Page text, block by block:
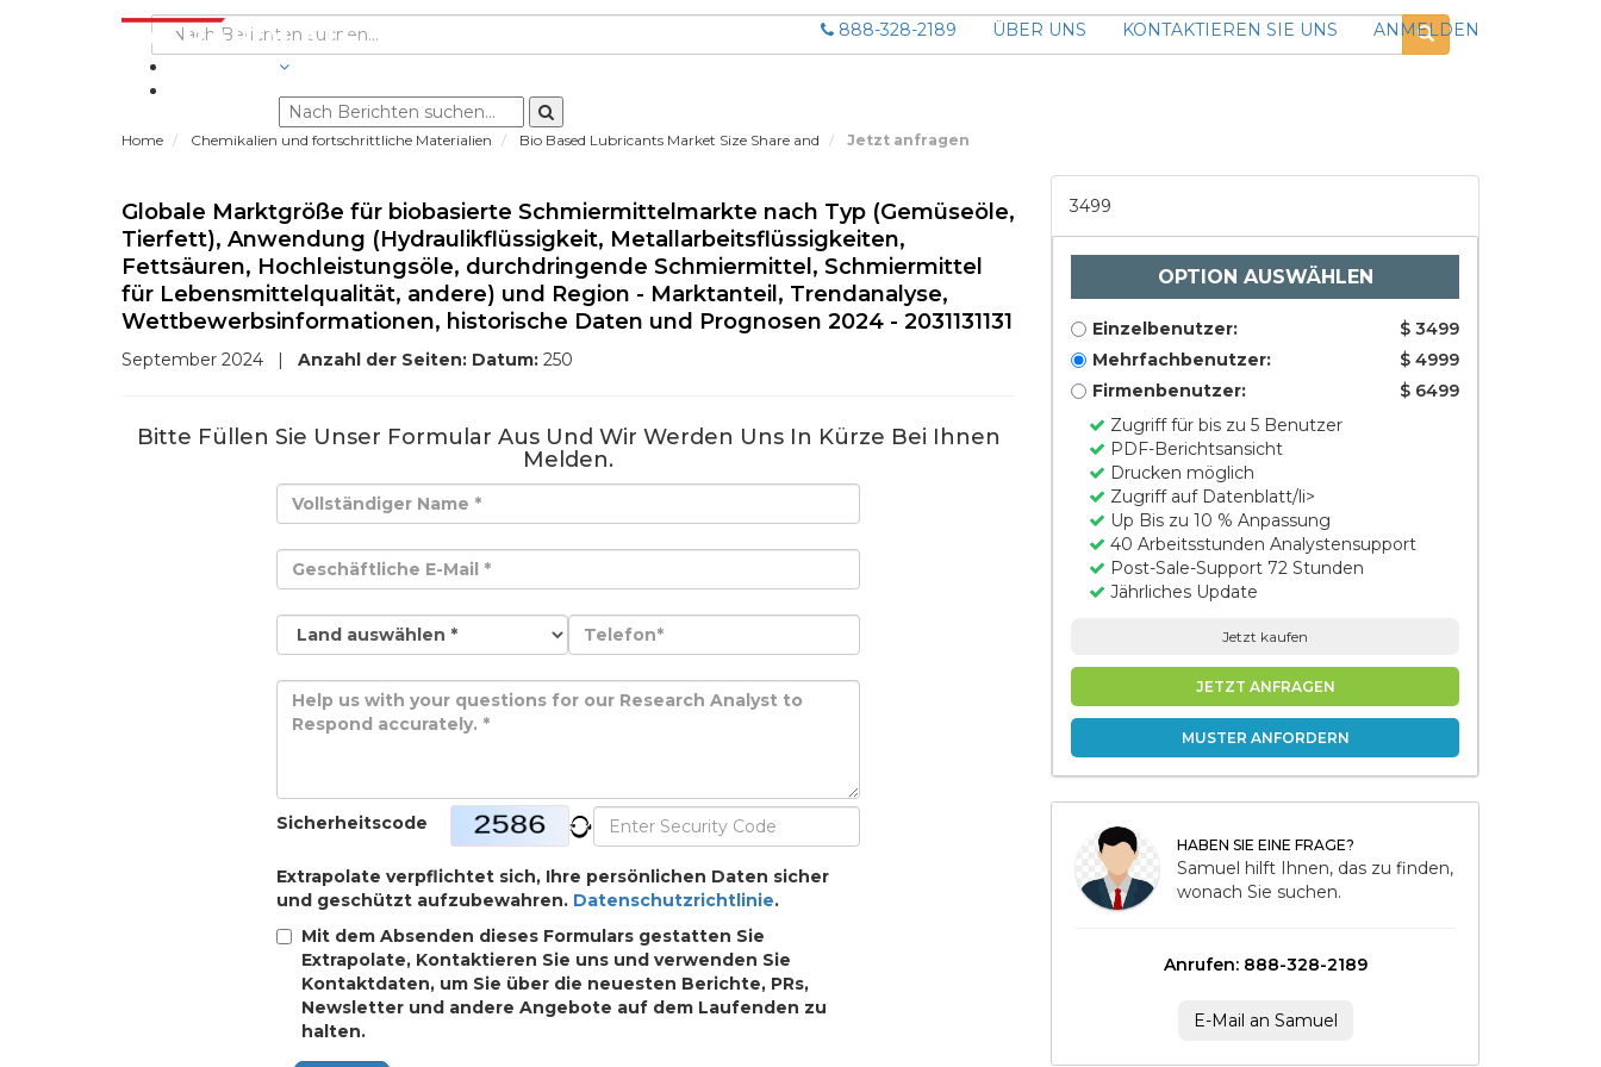
888-328-2189 ÜBER UNS KONTAKTIEREN SIE UNS
ANMELDEN
Home Chemikalien und fortschrittliche Materialien Bio Based Lubricants Market Size Share and Jetzt anfragen
Globale Marktgröße für biobasierte Schmiermittelmarkte nach Typ (Gemüseöle,
Tierfett), Anwendung (Hydraulikflüssigkeit, Metallarbeitsflüssigkeiten,
Fettsäuren, Hochleistungsöle, durchdringende Schmiermittel, Schmiermittel
für Lebensmittelqualität, andere) und Region - Marktanteil, Trendanalyse,
Wettbewerbsinformationen, historische Daten und Prognosen 2024 - 2031131131
September 2024 | Anzahl der Seiten: Datum: 250
Bitte Füllen Sie Unser Formular Aus Und Wir Werden Uns In Kürze Bei Ihnen
Melden.
Sicherheitscode
Extrapolate verpflichtet sich, Ihre persönlichen Daten sicher
und geschützt aufzubewahren. Datenschutzrichtlinie.
Mit dem Absenden dieses Formulars gestatten Sie
Extrapolate, Kontaktieren Sie uns und verwenden Sie
Kontaktdaten, um Sie über die neuesten Berichte, PRs,
Newsletter und andere Angebote auf dem Laufenden zu
halten.
3499
OPTION AUSWÄHLEN
Einzelbenutzer:
$ 3499
Mehrfachbenutzer:
$ 4999
Firmenbenutzer:
$ 6499
Zugriff für bis zu 5 Benutzer
PDF-Berichtsansicht
Drucken möglich
Zugriff auf Datenblatt/li>
Up Bis zu 10 % Anpassung
40 Arbeitsstunden Analystensupport
Post-Sale-Support 72 Stunden
Jährliches Update
Jetzt kaufen
JETZT ANFRAGEN
MUSTER ANFORDERN
HABEN SIE EINE FRAGE?
Samuel hilft Ihnen, das zu finden,
wonach Sie suchen.
Anrufen: 888-328-2189
E-Mail an Samuel